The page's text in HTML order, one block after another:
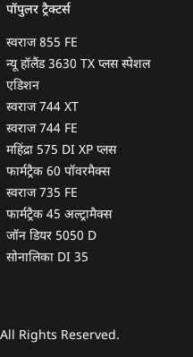
पॉपुलर ट्रैक्टर्स
स्वराज 855 FE
न्यू हॉलैंड 3630 TX प्लस स्पेशल
एडिशन
स्वराज 744 XT
स्वराज 744 FE
महिंद्रा 575 DI XP प्लस
फार्मट्रैक 60 पॉवरमैक्स
स्वराज 735 FE
फार्मट्रैक 45 अल्ट्रामैक्स
जॉन डियर 5050 D
सोनालिका DI 35
Rights Reserved.